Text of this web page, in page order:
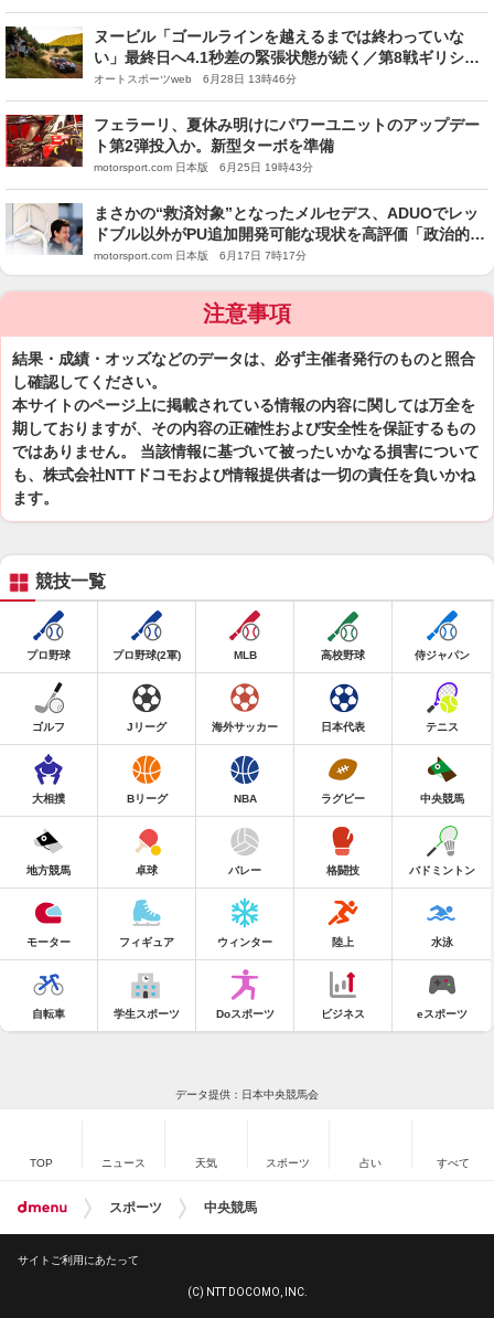
ヌービル「ゴールラインを越えるまでは終わっていな
い」最終日へ4.1秒差の緊張状態が続く／第8戦ギリシャ
デイ3コメント集
オートスポーツweb 6月28日 13時46分
フェラーリ、夏休み明けにパワーユニットのアップデー
ト第2弾投入か。新型ターボを準備
motorsport.com 日本版 6月25日 19時43分
まさかの“救済対象”となったメルセデス、ADUOでレッ
ドブル以外がPU追加開発可能な現状を高評価「政治的な
意図が一切ない」
motorsport.com 日本版 6月17日 7時17分
注意事項
結果・成績・オッズなどのデータは、必ず主催者発行のものと照合
し確認してください。
本サイトのページ上に掲載されている情報の内容に関しては万全を
期しておりますが、その内容の正確性および安全性を保証するもの
ではありません。 当該情報に基づいて被ったいかなる損害について
も、株式会社NTTドコモおよび情報提供者は一切の責任を負いかね
ます。
競技一覧
プロ野球 プロ野球(2軍) MLB 高校野球 侍ジャパン
ゴルフ Jリーグ 海外サッカー 日本代表 テニス
大相撲 Bリーグ NBA ラグビー 中央競馬
地方競馬 卓球 バレー 格闘技 バドミントン
モーター フィギュア ウィンター 陸上 水泳
自転車 学生スポーツ Doスポーツ ビジネス eスポーツ
データ提供：日本中央競馬会
TOP ニュース 天気 スポーツ 占い すべて
スポーツ 中央競馬
サイトご利用にあたって
(C) NTT DOCOMO, INC.